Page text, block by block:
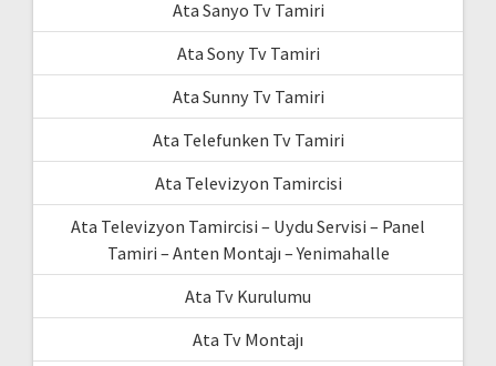
Ata Sanyo Tv Tamiri
Ata Sony Tv Tamiri
Ata Sunny Tv Tamiri
Ata Telefunken Tv Tamiri
Ata Televizyon Tamircisi
Ata Televizyon Tamircisi – Uydu Servisi – Panel
Tamiri – Anten Montajı – Yenimahalle
Ata Tv Kurulumu
Ata Tv Montajı